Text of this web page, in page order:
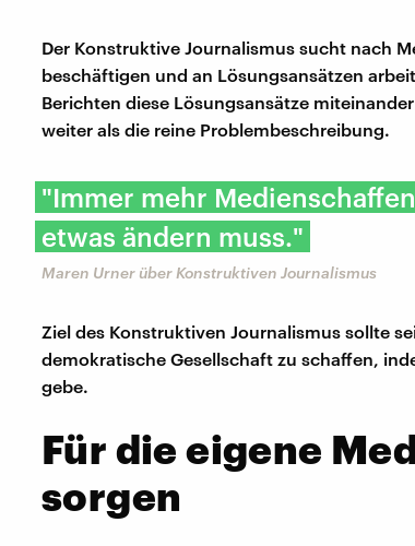
Der Konstruktive Journalismus sucht nach
beschäftigen und an Lösungsansätzen
Berichten diese Lösungsansätze
weiter als die reine Problembeschreibung.
"Immer mehr
etwas ändern muss."
Maren Urner über Konstruktiven Journalismus
Ziel des Konstruktiven Journalismus sollte
demokratische Gesellschaft zu schaffen,
gebe.
Für die eigene
sorgen